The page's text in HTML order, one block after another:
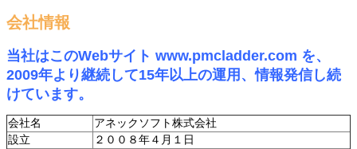
会社情報
当社はこのWebサイト www.pmcladder.com を、
2009年より継続して15年以上の運用、情報発信し続
けています。
会社名
アネックソフト株式会社
設立
２００８年４月１日